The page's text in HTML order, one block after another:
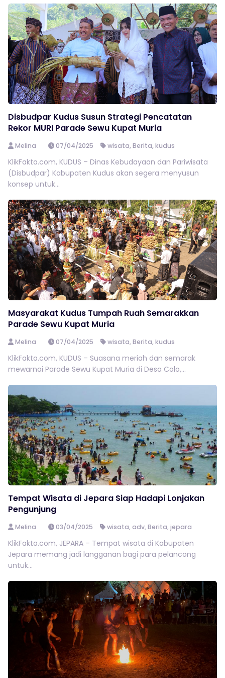
Disbudpar Kudus Susun Strategi Pencatatan
Rekor MURI Parade Sewu Kupat Muria
Melina 07/04/2025 wisata,Berita,kudus
KlikFakta.com, KUDUS – Dinas Kebudayaan dan Pariwisata
(Disbudpar) Kabupaten Kudus akan segera menyusun
konsep untuk...
Masyarakat Kudus Tumpah Ruah Semarakkan
Parade Sewu Kupat Muria
Melina 07/04/2025 wisata,Berita,kudus
KlikFakta.com, KUDUS – Suasana meriah dan semarak
mewarnai Parade Sewu Kupat Muria di Desa Colo,...
Tempat Wisata di Jepara Siap Hadapi Lonjakan
Pengunjung
Melina 03/04/2025 wisata,adv,Berita,jepara
KlikFakta.com, JEPARA – Tempat wisata di Kabupaten
Jepara memang jadi langganan bagi para pelancong
untuk...